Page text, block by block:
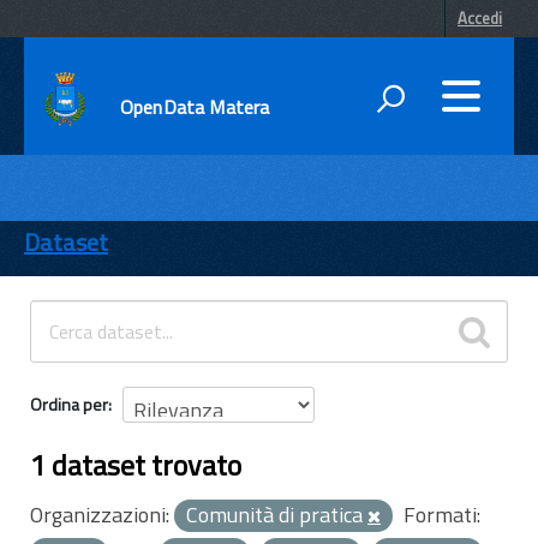
Accedi
OpenData Matera
ENTI
TEMI
INFORMAZIONI
Dataset
Ordina per
1 dataset trovato
Organizzazioni: Comunità di pratica
Formati: